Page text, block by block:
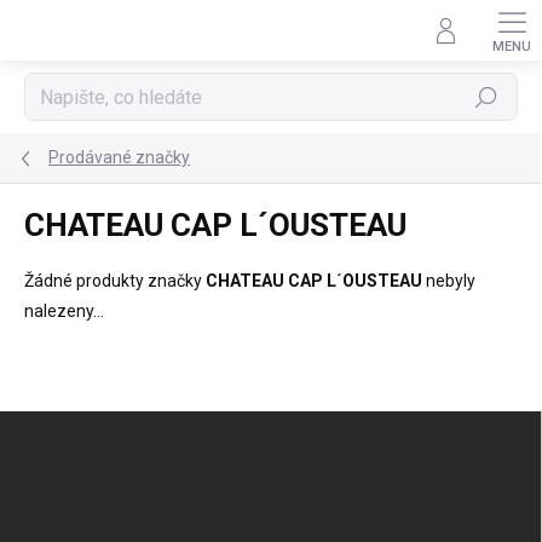
Hledat
Prodávané značky
CHATEAU CAP L´OUSTEAU
Žádné produkty značky CHATEAU CAP L´OUSTEAU nebyly
nalezeny...